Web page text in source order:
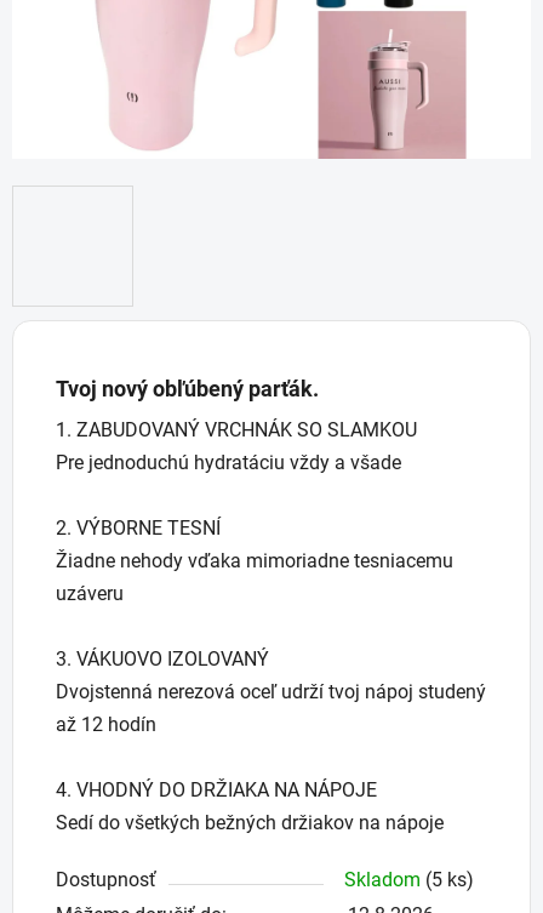
Tvoj novýobľúbený parťák.
Tvoj
nový
parťák.
1. ZABUDOVANÝ VRCHNÁK SO SLAMKOU
Pre jednoduchú hydratáciu vždy a všade
2. VÝBORNE TESNÍ
Žiadne nehody vďaka mimoriadne tesniacemu
uzáveru
3. VÁKUOVO IZOLOVANÝ
Dvojstenná nerezová oceľ udrží tvoj nápoj studený
až 12 hodín
4. VHODNÝ DO DRŽIAKA NA NÁPOJE
Sedí do všetkých bežných držiakov na nápoje
Dostupnosť Skladom (5 ks)